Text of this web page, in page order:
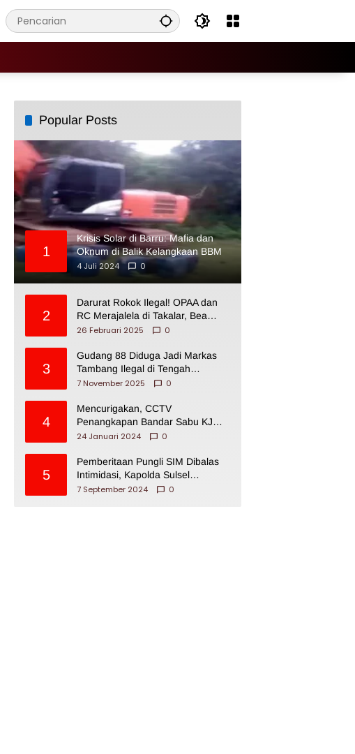
Popular Posts
1
Krisis Solar di Barru: Mafia dan
Oknum di Balik Kelangkaan BBM
4 Juli 2024
0
2
Darurat Rokok Ilegal! OPAA dan
RC Merajalela di Takalar, Bea
Cukai Impoten
26 Februari 2025 0
3
Gudang 88 Diduga Jadi Markas
Tambang Ilegal di Tengah
Permukiman Warga Makassar
7 November 2025 0
4
Mencurigakan, CCTV
Penangkapan Bandar Sabu KJ
Disita Oknum BNNP Sulsel
24 Januari 2024 0
5
Pemberitaan Pungli SIM Dibalas
Intimidasi, Kapolda Sulsel
Dikecam PJI Sulsel
7 September 2024 0